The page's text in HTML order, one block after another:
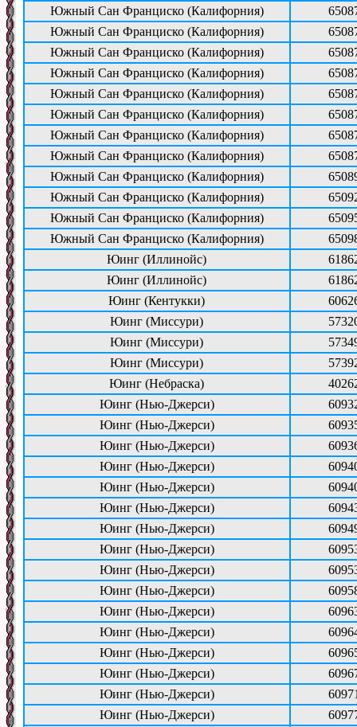
Южный Сан Франциско (Калифорния)
Южный Сан Франциско (Калифорния)
Южный Сан Франциско (Калифорния)
Южный Сан Франциско (Калифорния)
Южный Сан Франциско (Калифорния)
Южный Сан Франциско (Калифорния)
Южный Сан Франциско (Калифорния)
Южный Сан Франциско (Калифорния)
Южный Сан Франциско (Калифорния)
Южный Сан Франциско (Калифорния)
Южный Сан Франциско (Калифорния)
Южный Сан Франциско (Калифорния)
Юинг (Иллинойс)
Юинг (Иллинойс)
Юинг (Кентукки)
Юинг (Миссури)
Юинг (Миссури)
Юинг (Миссури)
Юинг (Небраска)
Юинг (Нью-Джерси)
Юинг (Нью-Джерси)
Юинг (Нью-Джерси)
Юинг (Нью-Джерси)
Юинг (Нью-Джерси)
Юинг (Нью-Джерси)
Юинг (Нью-Джерси)
Юинг (Нью-Джерси)
Юинг (Нью-Джерси)
Юинг (Нью-Джерси)
Юинг (Нью-Джерси)
Юинг (Нью-Джерси)
Юинг (Нью-Джерси)
Юинг (Нью-Джерси)
Юинг (Нью-Джерси)
Юинг (Нью-Джерси)